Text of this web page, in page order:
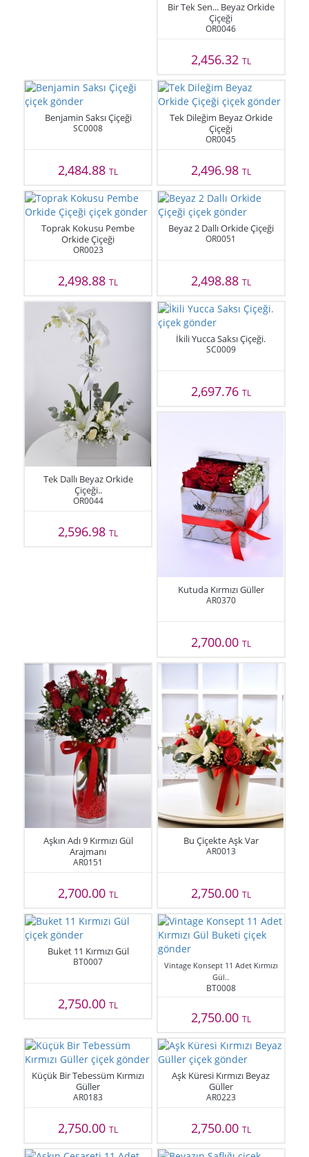
Bir Tek Sen... Beyaz Orkide
Çiçeği
OR0046
2,456.32 TL
Benjamin Saksı Çiçeği
SC0008
2,484.88TL
Tek Dileğim Beyaz Orkide
Çiçeği
OR0045
2,496.98 TL
Toprak Kokusu Pembe
Orkide Çiçeği
OR0023
2,498.88TL
Beyaz 2 Dallı Orkide Çiçeği
OR0051
2,498.88 TL
Tek Dallı Beyaz Orkide
Çiçeği..
OR0044
2,596.98TL
İkili Yucca Saksı Çiçeği.
SC0009
2,697.76 TL
Kutuda Kırmızı Güller
AR0370
2,700.00 TL
Aşkın Adı 9 Kırmızı Gül
Arajmanı
AR0151
2,700.00TL
Bu Çiçekte Aşk Var
AR0013
2,750.00 TL
Buket 11 Kırmızı Gül
BT0007
2,750.00TL
Vintage Konsept 11 Adet Kırmızı
Gül..
BT0008
2,750.00 TL
Küçük Bir Tebessüm Kırmızı
Güller
AR0183
2,750.00TL
Aşk Küresi Kırmızı Beyaz
Güller
AR0223
2,750.00 TL